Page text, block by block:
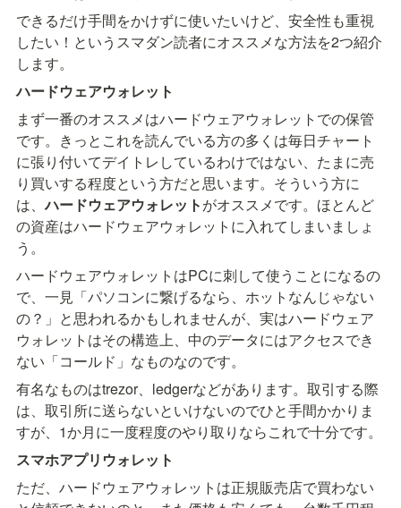
できるだけ手間をかけずに使いたいけど、安全性も重視
したい！というスマダン読者にオススメな方法を2つ紹介
します。
ハードウェアウォレット
まず一番のオススメはハードウェアウォレットでの保管
です。きっとこれを読んでいる方の多くは毎日チャート
に張り付いてデイトレしているわけではない、たまに売
り買いする程度という方だと思います。そういう方に
は、ハードウェアウォレットがオススメです。ほとんど
の資産はハードウェアウォレットに入れてしまいましょ
う。
ハードウェアウォレットはPCに刺して使うことになるの
で、一見「パソコンに繋げるなら、ホットなんじゃない
の？」と思われるかもしれませんが、実はハードウェア
ウォレットはその構造上、中のデータにはアクセスでき
ない「コールド」なものなのです。
有名なものはtrezor、ledgerなどがあります。取引する際
は、取引所に送らないといけないのでひと手間かかりま
すが、1か月に一度程度のやり取りならこれで十分です。
スマホアプリウォレット
ただ、ハードウェアウォレットは正規販売店で買わない